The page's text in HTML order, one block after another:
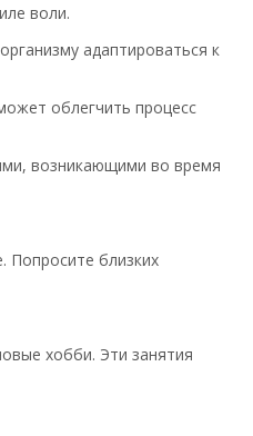
воли.
адаптироваться к
облегчить процесс
возникающими во время
Попросите близких
хобби. Эти занятия